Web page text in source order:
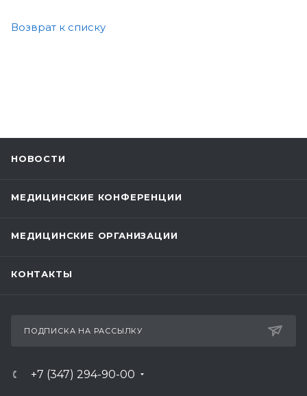
Возврат к списку
НОВОСТИ
МЕДИЦИНСКИЕ КОНФЕРЕНЦИИ
МЕДИЦИНСКИЕ ОРГАНИЗАЦИИ
КОНТАКТЫ
ПОДПИСКА НА РАССЫЛКУ
+7 (347) 294-90-00